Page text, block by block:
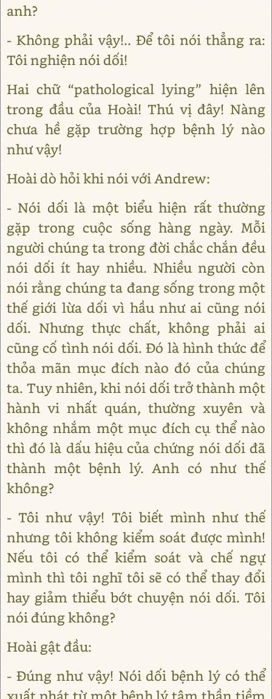
anh?
- Không phải vậy!.. Để tôi nói thẳng ra:
Tôi nghiện nói dối!
Hai chữ “pathological lying” hiện lên
trong đầu của Hoài! Thú vị đây! Nàng
chưa hề gặp trường hợp bệnh lý nào
như vậy!
Hoài dò hỏi khi nói với Andrew:
- Nói dối là một biểu hiện rất thường
gặp trong cuộc sống hàng ngày. Mỗi
người chúng ta trong đời chắc chắn đều
nói dối ít hay nhiều. Nhiều người còn
nói rằng chúng ta đang sống trong một
thế giới lừa dối vì hầu như ai cũng nói
dối. Nhưng thực chất, không phải ai
cũng cố tình nói dối. Đó là hình thức để
thỏa mãn mục đích nào đó của chúng
ta. Tuy nhiên, khi nói dối trở thành một
hành vi nhất quán, thường xuyên và
không nhắm một mục đích cụ thể nào
thì đó là dấu hiệu của chứng nói dối đã
thành một bệnh lý. Anh có như thế
không?
- Tôi như vậy! Tôi biết mình như thế
nhưng tôi không kiểm soát được mình!
Nếu tôi có thể kiểm soát và chế ngự
mình thì tôi nghĩ tôi sẽ có thể thay đổi
hay giảm thiểu bớt chuyện nói dối. Tôi
nói đúng không?
Hoài gật đầu:
- Đúng như vậy! Nói dối bệnh lý có thể